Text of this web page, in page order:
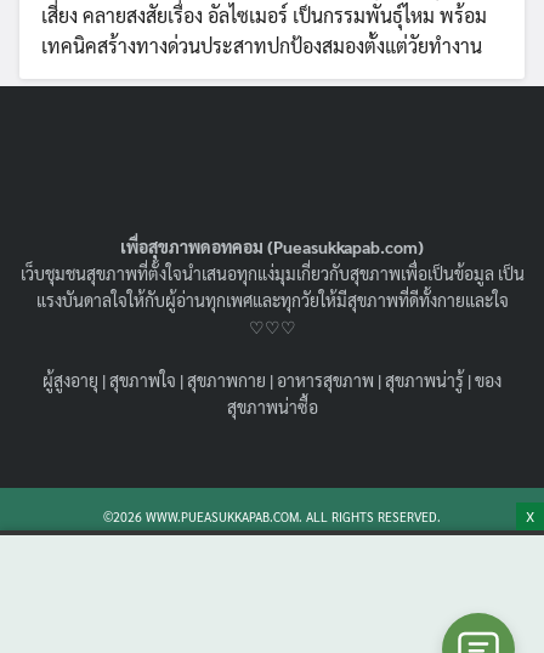
เสี่ยง คลายสงสัยเรื่อง อัลไซเมอร์ เป็นกรรมพันธุ์ไหม พร้อม
เทคนิคสร้างทางด่วนประสาทปกป้องสมองตั้งแต่วัยทำงาน
ฟิลเลอร์เพิ่มขนาด HA Filler คืออะไร ?
ขนาด HA สำหรับผู้ชาย พร้อมเปรียบเทียบข้อดี-ข้อจำกัด
เพื่อสุขภาพดอทคอม (Pueasukkapab.com)
เว็บชุมชนสุขภาพที่ตั้งใจนำเสนอทุกแง่มุมเกี่ยวกับสุขภาพเพื่อเป็นข้อมูล เป็น
แรงบันดาลใจให้กับผู้อ่านทุกเพศและทุกวัยให้มีสุขภาพที่ดีทั้งกายและใจ
♡♡♡
ผู้สูงอายุ |สุขภาพใจ |สุขภาพกาย |อาหารสุขภาพ |สุขภาพน่ารู้ |ของ
สุขภาพน่าซื้อ
©2026 WWW.PUEASUKKAPAB.COM. ALL RIGHTS RESERVED. X